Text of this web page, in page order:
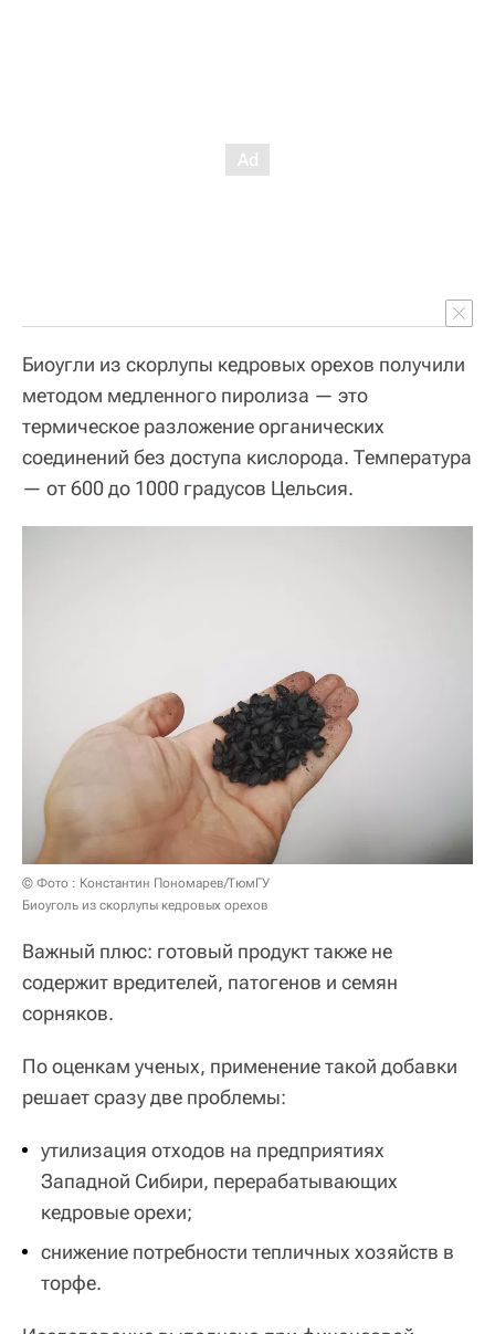
Биоугли из скорлупы кедровых орехов получили
методом медленного пиролиза — это
термическое разложение органических
соединений без доступа кислорода. Температура
— от 600 до 1000 градусов Цельсия.
© Фото : Константин Пономарев/ТюмГУ
Биоуголь из скорлупы кедровых орехов
Важный плюс: готовый продукт также не
содержит вредителей, патогенов и семян
сорняков.
По оценкам ученых, применение такой добавки
решает сразу две проблемы:
утилизация отходов на предприятиях
Западной Сибири, перерабатывающих
кедровые орехи;
снижение потребности тепличных хозяйств в
торфе.